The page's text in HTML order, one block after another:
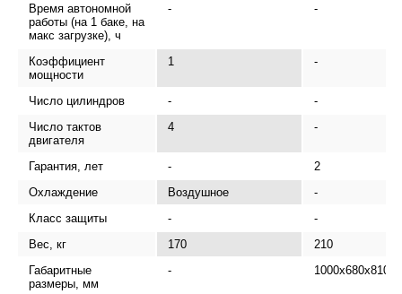
Время автономной
работы (на 1 баке, на
макс загрузке), ч
- -
Коэффициент
мощности
1 -
Число цилиндров -
-
Число тактов
двигателя
4 -
Гарантия, лет -
2
Охлаждение
Воздушное
-
Класс защиты
-
-
Вес, кг
170
210
Габаритные
размеры, мм
- 1000х680х810